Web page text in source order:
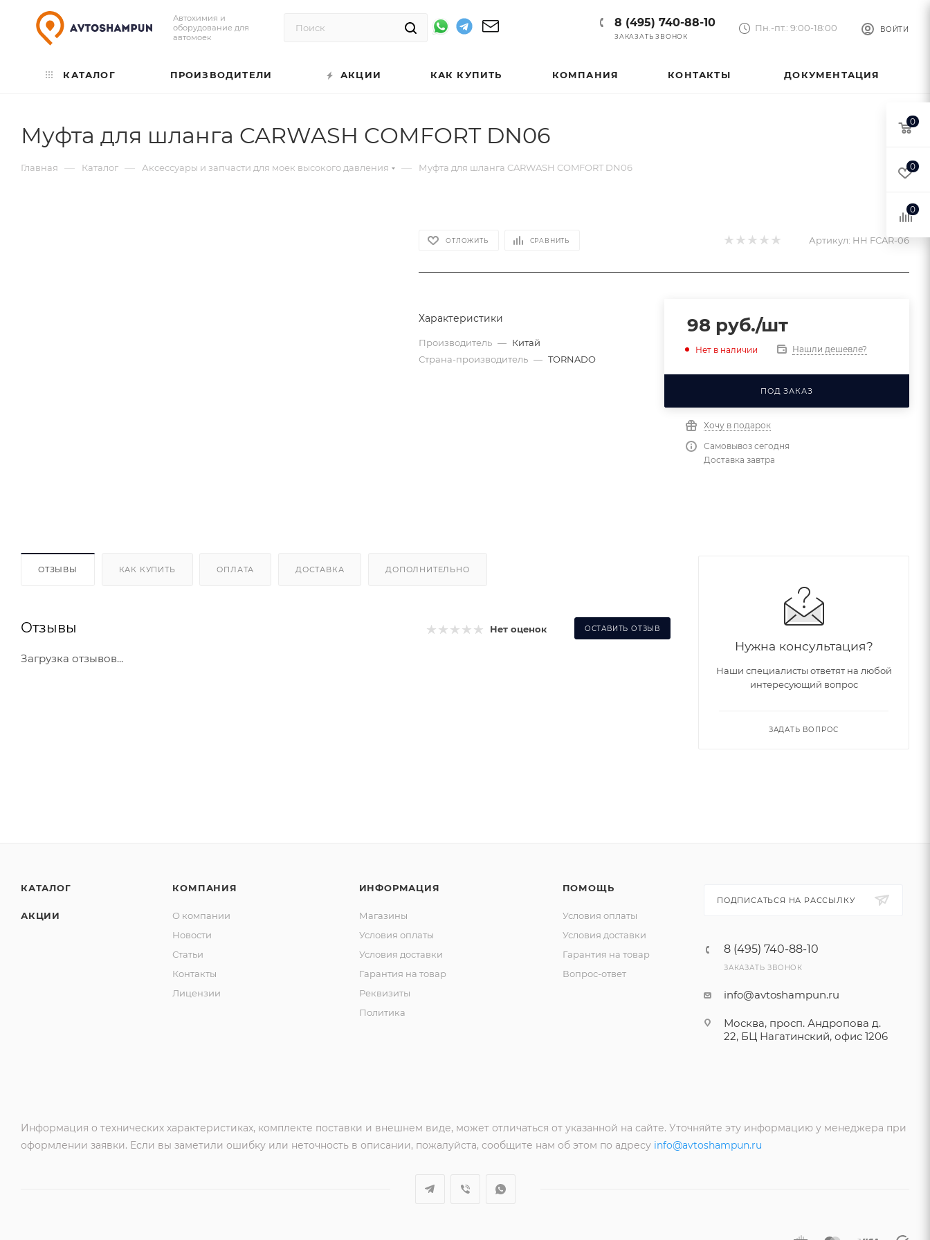
Автохимия и
оборудование для
автомоек
ВОЙТИ
8 (495) 740-88-10
ЗАКАЗАТЬ ЗВОНОК
Пн.-пт.: 9:00-18:00
КАТАЛОГ ПРОИЗВОДИТЕЛИ АКЦИИ КАК КУПИТЬ КОМПАНИЯ КОНТАКТЫ ДОКУМЕНТАЦИЯ
Муфта для шланга CARWASH COMFORT DN06
Главная — Каталог — Аксессуары и запчасти для моек высокого давления — Муфта для шланга CARWASH COMFORT DN06
ОТЛОЖИТЬ СРАВНИТЬ Артикул: HH FCAR-06
Характеристики
Производитель — Китай
Страна-производитель — TORNADO
98руб./шт
Нет в наличии Нашли дешевле?
ПОД ЗАКАЗ
Хочу в подарок
Самовывоз сегодня
Доставка завтра
ОТЗЫВЫ КАК КУПИТЬ ОПЛАТА ДОСТАВКА ДОПОЛНИТЕЛЬНО
Отзывы Нет оценок ОСТАВИТЬ ОТЗЫВ
Загрузка отзывов...
Нужна консультация?
Наши специалисты ответят на любой
интересующий вопрос
ЗАДАТЬ ВОПРОС
КАТАЛОГ
АКЦИИ
КОМПАНИЯ
О компании
Новости
Статьи
Контакты
Лицензии
ИНФОРМАЦИЯ
Магазины
Условия оплаты
Условия доставки
Гарантия на товар
Реквизиты
Политика
ПОМОЩЬ
Условия оплаты
Условия доставки
Гарантия на товар
Вопрос-ответ
ПОДПИСАТЬСЯ НА РАССЫЛКУ
8 (495) 740-88-10
ЗАКАЗАТЬ ЗВОНОК
info@avtoshampun.ru
Москва, просп. Андропова д.
22, БЦ Нагатинский, офис 1206
Информация о технических характеристиках, комплекте поставки и внешнем виде, может отличаться от указанной на сайте. Уточняйте эту информацию у менеджера при
оформлении заявки. Если вы заметили ошибку или неточность в описании, пожалуйста, сообщите нам об этом по адресу info@avtoshampun.ru
0
0
0